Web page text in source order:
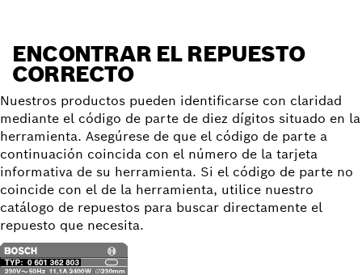
ENCONTRAR EL REPUESTO
CORRECTO
Nuestros productos pueden identificarse con claridad
mediante el código de parte de diez dígitos situado en la
herramienta. Asegúrese de que el código de parte a
continuación coincida con el número de la tarjeta
informativa de su herramienta. Si el código de parte no
coincide con el de la herramienta, utilice nuestro
catálogo de repuestos para buscar directamente el
repuesto que necesita.